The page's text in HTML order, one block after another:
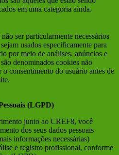
em uma categoria ainda.
ser particularmente necessários
usados ​​especificamente para
por meio de análises, anúncios e
denominados cookies não
consentimento do usuário antes de
(LGPD)
junto ao CREF8, você
dos seus dados pessoais
informações necessárias)
e registro profissional, conforme